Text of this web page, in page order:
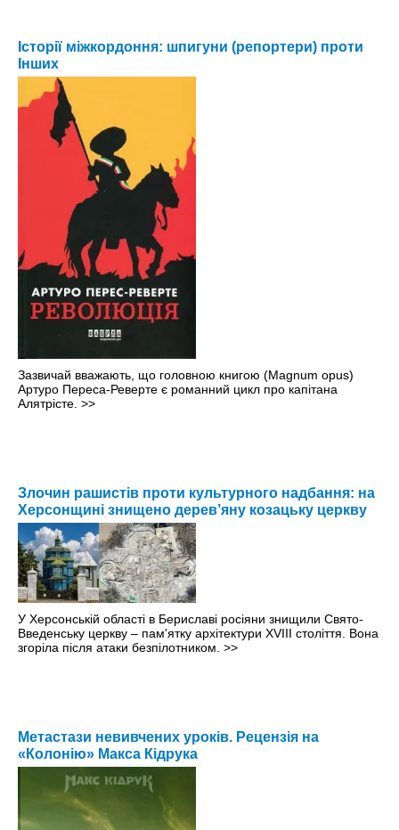
Історії міжкордоння: шпигуни (репортери) проти
Інших
Зазвичай вважають, що головною книгою (Magnum opus)
Артуро Переса-Реверте є романний цикл про капітана
Алятрісте. >>
Злочин рашистів проти культурного надбання: на
Херсонщині знищено дерев’яну козацьку церкву
У Херсонській області в Бериславі росіяни знищили Свято-
Введенську церкву – пам'ятку архітектури XVIII століття. Вона
згоріла після атаки безпілотником. >>
Метастази невивчених уроків. Рецензія на
«Колонію» Макса Кідрука